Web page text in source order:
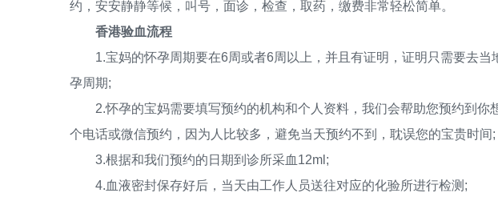
约，安安静静等候，叫号，面诊，检查，取药，缴费非常轻松简单。
香港验血流程
1.宝妈的怀孕周期要在6周或者6周以上，并且有证明，证明只需要去当
孕周期;
2.怀孕的宝妈需要填写预约的机构和个人资料，我们会帮助您预约到你
个电话或微信预约，因为人比较多，避免当天预约不到，耽误您的宝贵时间;
3.根据和我们预约的日期到诊所采血12ml;
4.血液密封保存好后，当天由工作人员送往对应的化验所进行检测;